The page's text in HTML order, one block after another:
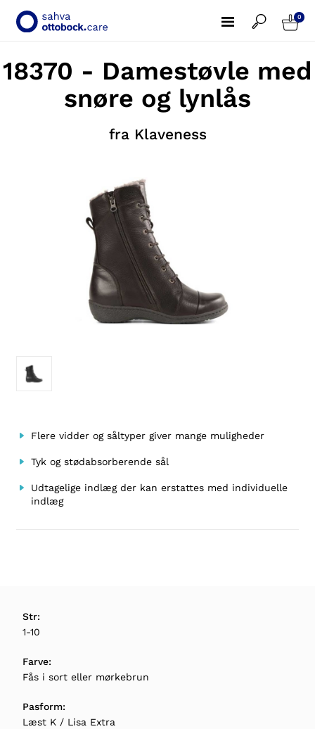
0
18370 - Damestøvle med
snøre og lynlås
fra Klaveness
Flere vidder og såltyper giver mange muligheder
Tyk og stødabsorberende sål
Udtagelige indlæg der kan erstattes med individuelle
indlæg
Str:
1-10
Farve:
Fås i sort eller mørkebrun
Pasform:
Læst K / Lisa Extra